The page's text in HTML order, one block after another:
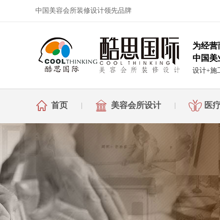
中国美容会所装修设计领先品牌
为经营
中国美
设计+施
首页 美容会所设计 医